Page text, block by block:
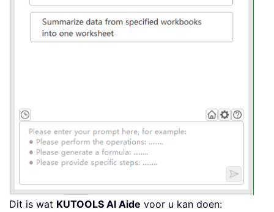
Dit is wat KUTOOLS AI Aide voor u kan doen: